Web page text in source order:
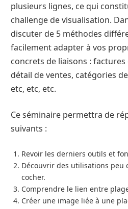
plusieurs lignes, ce qui
challenge de visualisation.
discuter de 5 méthodes
facilement adapter à vos
concrets de liaisons :
détail de ventes, catégories
etc, etc, etc.
Ce séminaire permettra de
suivants :
Revoir les derniers outils et
Découvrir des utilisations peu
cocher.
Comprendre le lien entre
Créer une image liée à une